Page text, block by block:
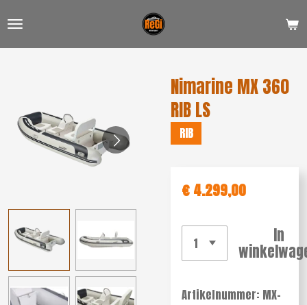
Ga
Nimarine MX 360
RIB LS
RIB
€ 4.299,00
In
Artikelnummer: MX-